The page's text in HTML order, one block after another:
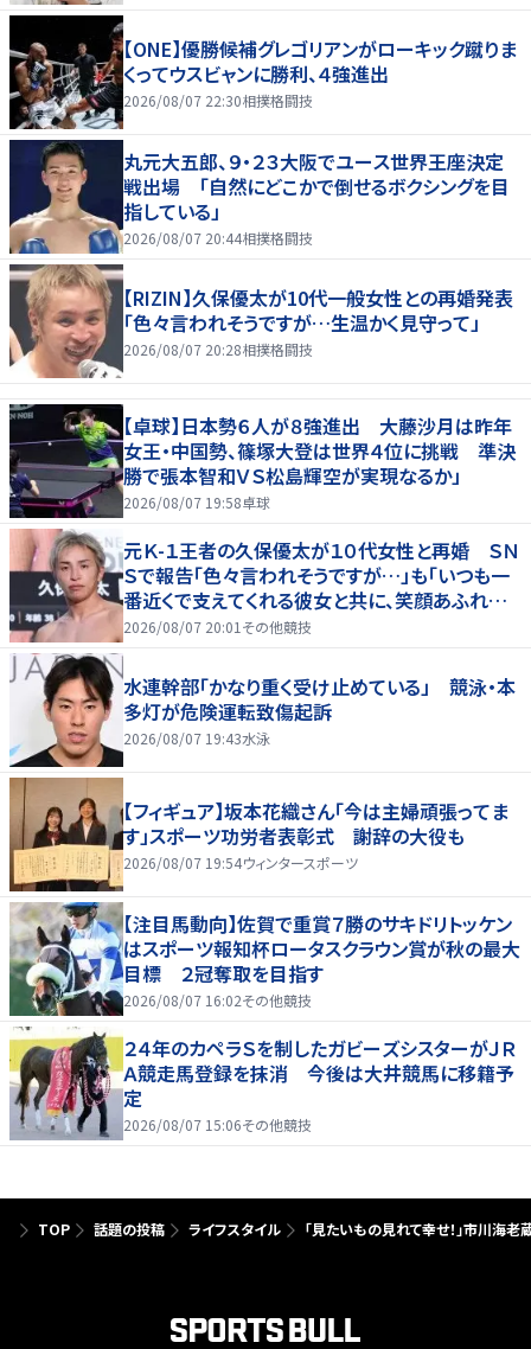
【ONE】優勝候補グレゴリアンがローキック蹴りま
くってウスビャンに勝利、４強進出
2026/08/07 22:30相撲格闘技
丸元大五郎、９・２３大阪でユース世界王座決定
戦出場 「自然にどこかで倒せるボクシングを目
指している」
2026/08/07 20:44相撲格闘技
【RIZIN】久保優太が10代一般女性との再婚発表
「色々言われそうですが…生温かく見守って」
2026/08/07 20:28相撲格闘技
【卓球】日本勢６人が８強進出 大藤沙月は昨年
女王・中国勢、篠塚大登は世界４位に挑戦 準決
勝で張本智和ＶＳ松島輝空が実現なるか」
2026/08/07 19:58卓球
元Ｋ-１王者の久保優太が１０代女性と再婚 ＳＮ
Ｓで報告「色々言われそうですが…」も「いつも一
番近くで支えてくれる彼女と共に、笑顔あふれる
家庭を築いていきたい」
2026/08/07 20:01 その他競技
水連幹部「かなり重く受け止めている」 競泳・本
多灯が危険運転致傷起訴
2026/08/07 19:43水泳
【フィギュア】坂本花織さん「今は主婦頑張ってま
す」スポーツ功労者表彰式 謝辞の大役も
2026/08/07 19:54ウィンタースポーツ
【注目馬動向】佐賀で重賞７勝のサキドリトッケン
はスポーツ報知杯ロータスクラウン賞が秋の最大
目標 ２冠奪取を目指す
2026/08/07 16:02その他競技
２４年のカペラＳを制したガビーズシスターがＪＲ
Ａ競走馬登録を抹消 今後は大井競馬に移籍予
定
2026/08/07 15:06その他競技
TOP 話題の投稿 ライフスタイル 「見たいもの見れて幸せ！」市川海